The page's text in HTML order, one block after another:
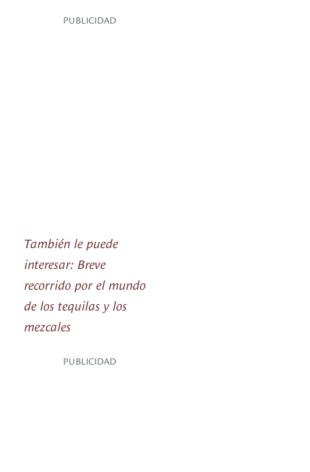
PUBLICIDAD
También le puede
interesar: Breve
recorrido por el mundo
de los tequilas y los
mezcales
PUBLICIDAD